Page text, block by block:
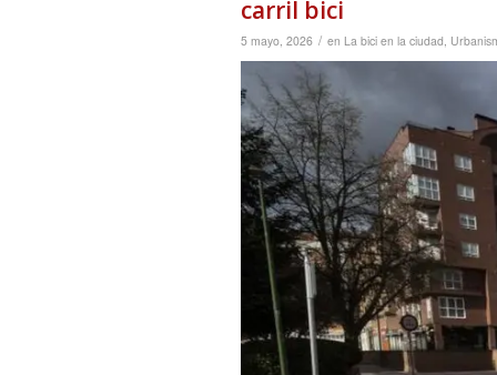
carril bici
5 mayo, 2026 / en La bici en la ciudad,